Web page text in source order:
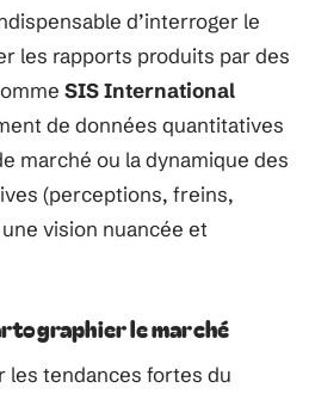
d’interroger le
les rapports produits par des
SIS International
de données quantitatives
marché ou la dynamique des
(perceptions, freins,
vision nuancée et
le marché
les tendances fortes du